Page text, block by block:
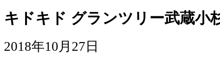
キドキド グランツリー武蔵小
2018年10月27日